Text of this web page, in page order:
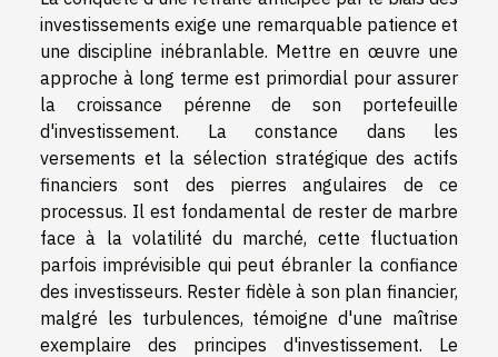
investissements exige une remarquable patience et
une discipline inébranlable. Mettre en œuvre une
approche à long terme est primordial pour assurer
la croissance pérenne de son portefeuille
d'investissement. La constance dans les
versements et la sélection stratégique des actifs
financiers sont des pierres angulaires de ce
processus. Il est fondamental de rester de marbre
face à la volatilité du marché, cette fluctuation
parfois imprévisible qui peut ébranler la confiance
des investisseurs. Rester fidèle à son plan financier,
malgré les turbulences, témoigne d'une maîtrise
exemplaire des principes d'investissement. Le